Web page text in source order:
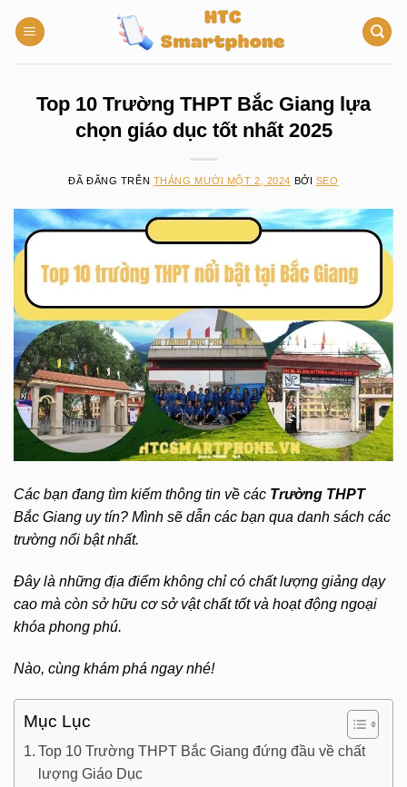
đến
Top 10 Trường THPT Bắc Giang lựa
chọn giáo dục tốt nhất 2025
ĐÃ ĐĂNG TRÊN THÁNG MƯỜI MỘT 2, 2024 BỞI SEO
Các bạn đang tìm kiếm thông tin về các Trường THPT
Bắc Giang uy tín? Mình sẽ dẫn các bạn qua danh sách các
trường nổi bật nhất.
Đây là những địa điểm không chỉ có chất lượng giảng dạy
cao mà còn sở hữu cơ sở vật chất tốt và hoạt động ngoại
khóa phong phú.
Nào, cùng khám phá ngay nhé!
Mục Lục
Top 10 Trường THPT Bắc Giang đứng đầu về chất
lượng Giáo Dục